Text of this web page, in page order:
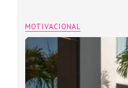
MOTIVACIONAL